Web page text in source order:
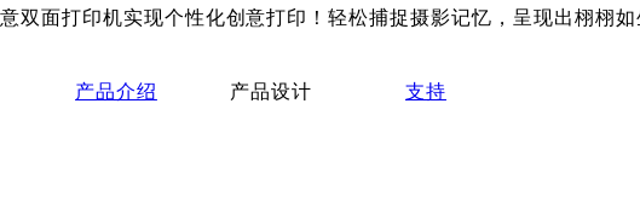
双面打印机实现个性化创意打印！轻松捕捉摄影记忆，呈现出栩栩如
产品介绍 产品设计 支持